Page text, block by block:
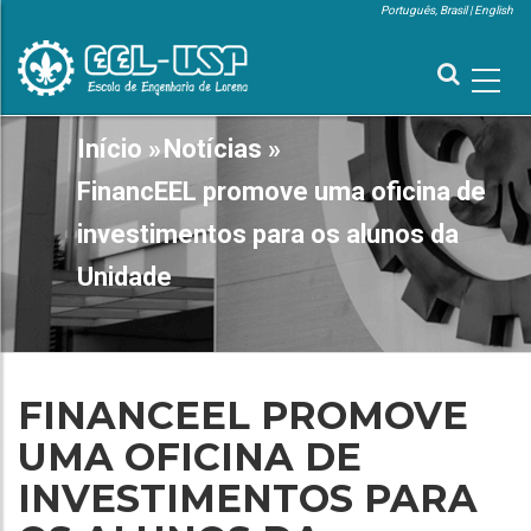
para
principal
Português, Brasil English
TRILHA
DE
NAVEGAÇÃO
Início » Notícias »
FinancEEL promove uma oficina de
investimentos para os alunos da
Unidade
FINANCEEL PROMOVE
UMA OFICINA DE
INVESTIMENTOS PARA